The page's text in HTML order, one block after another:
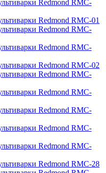
Redmond RMC-
Redmond RMC-01
Redmond RMC-
Redmond RMC-
Redmond RMC-02
Redmond RMC-
Redmond RMC-
Redmond RMC-
Redmond RMC-
Redmond RMC-
Redmond RMC-28